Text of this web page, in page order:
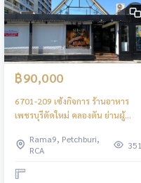
฿90,000
6701-209 เซ้งกิจการ ร้านอาหาร
เพชรบุรีตัดใหม่ คลองตัน ย่านผู้
ได้ทันทีRama9, Petchburi,
RCA
351